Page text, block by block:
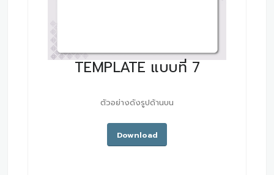
TEMPLATE แบบที่ 7
ตัวอย่างดังรูปด้านบน
Download